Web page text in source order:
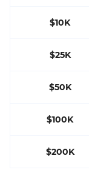
$10K
$25K
$50K
$100K
$200K